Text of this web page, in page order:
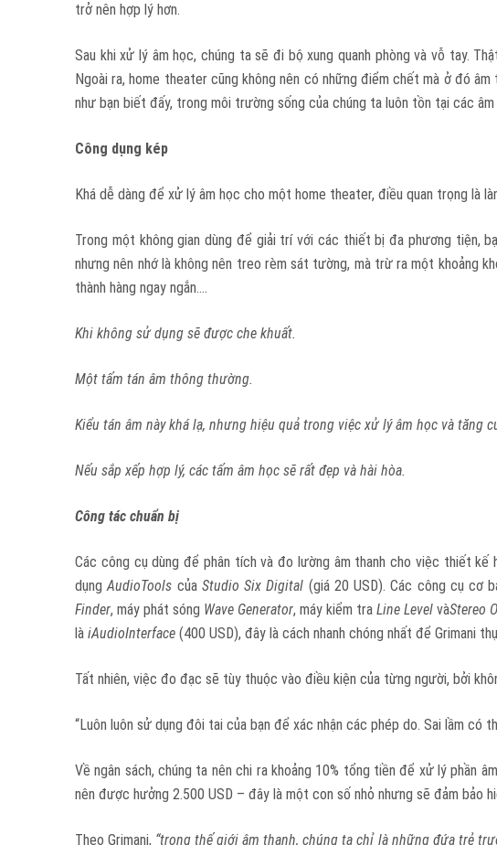
trở nên hợp lý hơn.
Sau khi xử lý âm học, chúng ta sẽ đi bộ xung quanh phòng và vỗ tay.
Ngoài ra, home theater cũng không nên có những điểm chết mà ở đó
như bạn biết đấy, trong môi trường sống của chúng ta luôn tồn tại các
Công dụng kép
Khá dễ dàng để xử lý âm học cho một home theater, điều quan trọng là
Trong một không gian dùng để giải trí với các thiết bị đa phương tiện,
nhưng nên nhớ là không nên treo rèm sát tường, mà trừ ra một khoảng
thành hàng ngay ngắn….
Khi không sử dụng sẽ được che khuất.
Một tấm tán âm thông thường.
Kiểu tán âm này khá lạ, nhưng hiệu quả trong việc xử lý âm học và tăng
Nếu sắp xếp hợp lý, các tấm âm học sẽ rất đẹp và hài hòa.
Công tác chuẩn bị
Các công cụ dùng để phân tích và đo lường âm thanh cho việc thiết
dụngAudioTools của Studio Six Digital (giá 20 USD). Các công cụ cơ
Finder, máy phát sóng Wave Generator, máy kiểm traLine Level vàStereo
là iAudioInterface (400 USD), đây là cách nhanh chóng nhất để Grimani
Tất nhiên, việc đo đạc sẽ tùy thuộc vào điều kiện của từng người, bởi
“Luôn luôn sử dụng đôi tai của bạn để xác nhận các phép do. Sai lầm
Về ngân sách, chúng ta nên chi ra khoảng 10% tổng tiền để xử lý phần
nên được hưởng 2.500 USD – đây là một con số nhỏ nhưng sẽ đảm bảo
Theo Grimani, “trong thế giới âm thanh, chúng ta chỉ là những đứa trẻ